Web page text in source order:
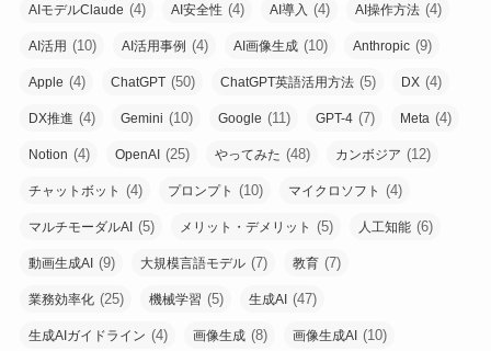
AIモデルClaude (4) AI安全性 (4) AI導入 (4) AI操作方法 (4)
AI活用 (10) AI活用事例 (4) AI画像生成 (10) Anthropic (9)
Apple (4) ChatGPT (50) ChatGPT英語活用方法 (5) DX (4)
DX推進 (4) Gemini (10) Google (11) GPT-4 (7) Meta (4)
Notion (4) OpenAI (25) やってみた (48) カンボジア (12)
チャットボット (4) プロンプト (10) マイクロソフト (4)
マルチモーダルAI (5) メリット・デメリット (5) 人工知能 (6)
動画生成AI (9) 大規模言語モデル (7) 教育 (7)
業務効率化 (25) 機械学習 (5) 生成AI (47)
生成AIガイドライン (4) 画像生成 (8) 画像生成AI (10)